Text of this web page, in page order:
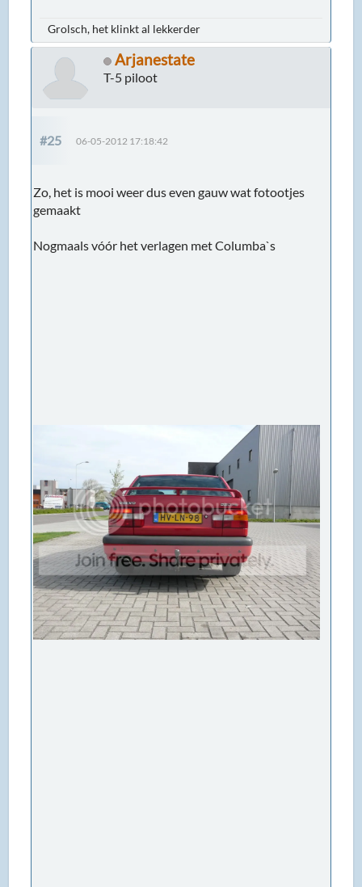
Grolsch, het klinkt al lekkerder
Arjanestate
T-5 piloot
#25 06-05-2012 17:18:42
Zo, het is mooi weer dus even gauw wat fotootjes
gemaakt
Nogmaals vóór het verlagen met Columba`s